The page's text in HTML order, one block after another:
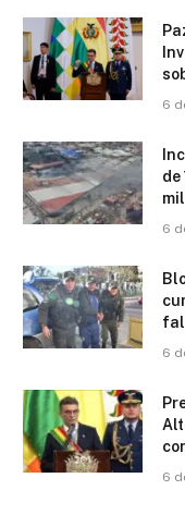
6
de
6
6
6